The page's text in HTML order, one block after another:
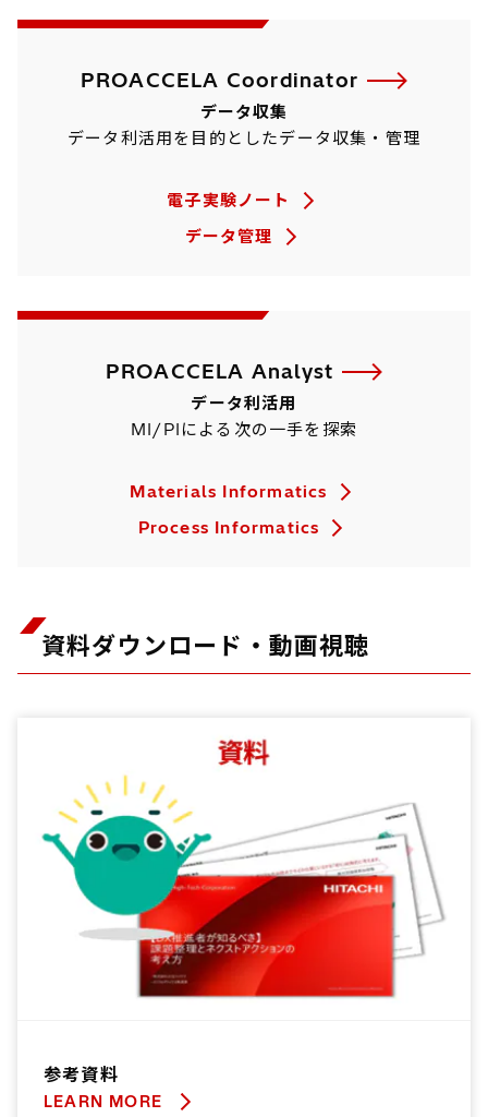
PROACCELA Coordinator
データ収集
データ利活用を目的としたデータ収集・管理
電子実験ノート
データ管理
PROACCELA Analyst
データ利活用
MI/PIによる次の一手を探索
Materials Informatics
Process Informatics
資料ダウンロード・動画視聴
参考資料
LEARN MORE